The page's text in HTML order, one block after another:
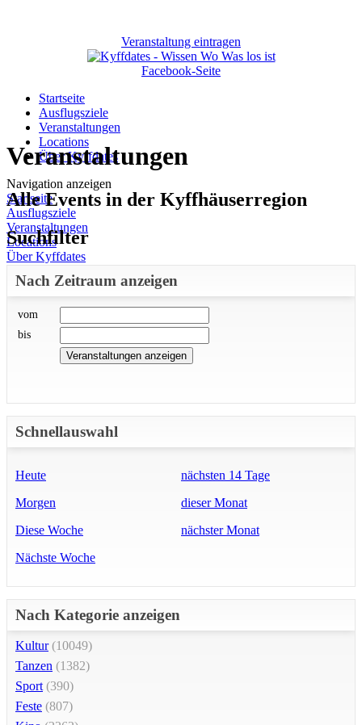
Veranstaltung eintragen
Facebook-Seite
Startseite
Ausflugsziele
Veranstaltungen
Locations
Über Kyffdates
Navigation anzeigen
Startseite
Ausflugsziele
Veranstaltungen
Locations
Über Kyffdates
Veranstaltungen
Alle Events in der Kyffhäuserregion
Suchfilter
Nach Zeitraum anzeigen
vom
bis
Schnellauswahl
Heute
Morgen
Diese Woche
Nächste Woche
nächsten 14 Tage
dieser Monat
nächster Monat
Nach Kategorie anzeigen
Kultur(10049)
Tanzen (1382)
Sport (390)
Feste (807)